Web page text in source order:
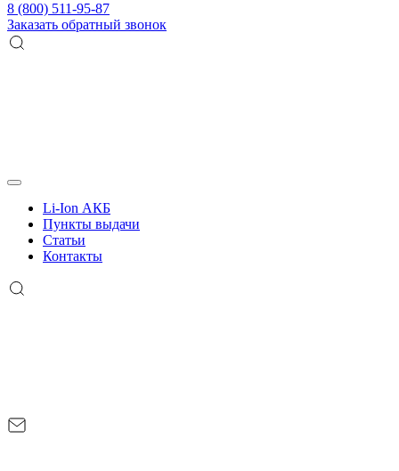
8 (800) 511-95-87
Заказать обратный звонок
Li-Ion АКБ
Пункты выдачи
Статьи
Контакты